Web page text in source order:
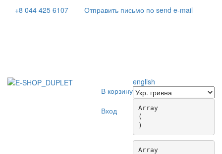
+8 044 425 6107 Отправить письмо по send e-mail
english
Array
(
Array
В корзину
Вход